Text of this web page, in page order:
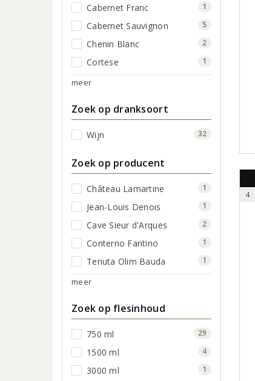
Cabernet Franc 1
Cabernet Sauvignon 5
Chenin Blanc 2
Cortese 1
meer
Zoek op dranksoort
Wijn 32
Zoek op producent
Château Lamartine 1
Jean-Louis Denois 1
Cave Sieur d'Arques 2
Conterno Fantino 1
Tenuta Olim Bauda 1
meer
Zoek op flesinhoud
750 ml 29
1500 ml 4
3000 ml 1
4